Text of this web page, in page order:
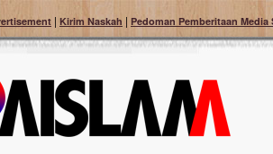
| Kirim Naskah | Pedoman Pemberitaan Media